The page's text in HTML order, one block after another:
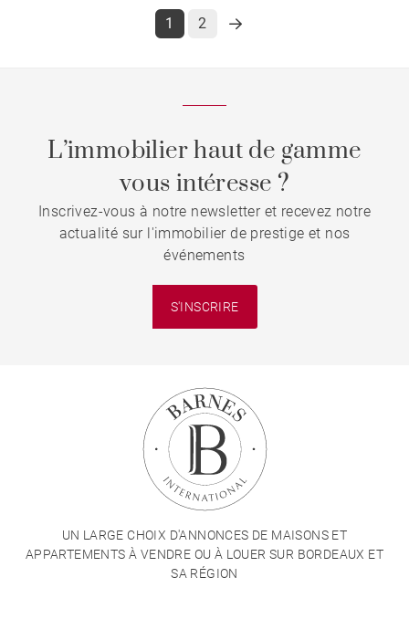
1 2
L’immobilier haut de gamme
vous intéresse ?
Inscrivez-vous à notre newsletter et recevez notre
actualité sur l'immobilier de prestige et nos
événements
S'INSCRIRE
UN LARGE CHOIX D'ANNONCES DE MAISONS ET
APPARTEMENTS À VENDRE OU À LOUER SUR BORDEAUX ET
SA RÉGION